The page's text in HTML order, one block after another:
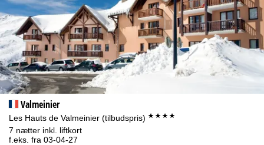
Valmeinier
Les Hauts de Valmeinier (tilbudspris) ****
7 nætter inkl. liftkort
f.eks. fra 03-04-27